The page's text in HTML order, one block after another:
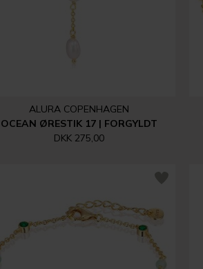
ALURA COPENHAGEN
OCEAN ØRESTIK 17 | FORGYLDT
DKK 275,00